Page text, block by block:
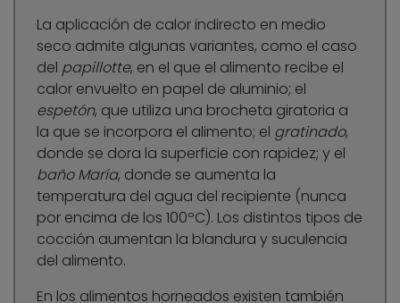
La aplicación de calor indirecto en medio
seco admite algunas variantes, como el caso
del papillotte, en el que el alimento recibe el
calor envuelto en papel de aluminio; el
espetón, que utiliza una brocheta giratoria a
la que se incorpora el alimento; el gratinado,
donde se dora la superficie con rapidez; y el
baño María, donde se aumenta la
temperatura del agua del recipiente (nunca
por encima de los 100ºC). Los distintos tipos de
cocción aumentan la blandura y suculencia
del alimento.
En los alimentos horneados existen también